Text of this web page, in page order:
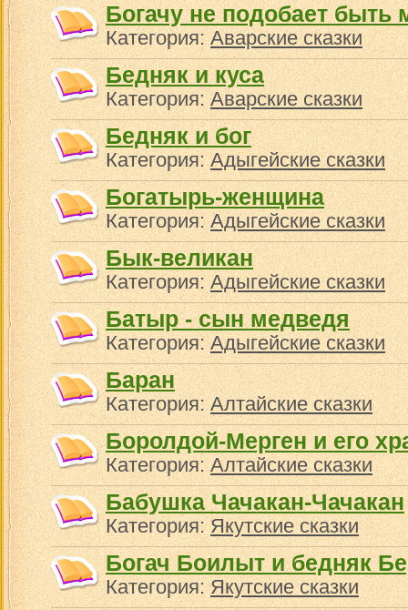
Богачу не подобает
Категория:Аварские сказки
Бедняк и куса
Категория:Аварские сказки
Бедняк и бог
Категория:Адыгейские сказки
Богатырь-женщина
Категория:Адыгейские сказки
Бык-великан
Категория:Адыгейские сказки
Батыр - сын медведя
Категория:Адыгейские сказки
Баран
Категория:Алтайские сказки
Боролдой-Мерген и его
Категория:Алтайские сказки
Бабушка Чачакан-Чачакан
Категория:Якутские сказки
Богач Боилыт и бедняк
Категория:Якутские сказки